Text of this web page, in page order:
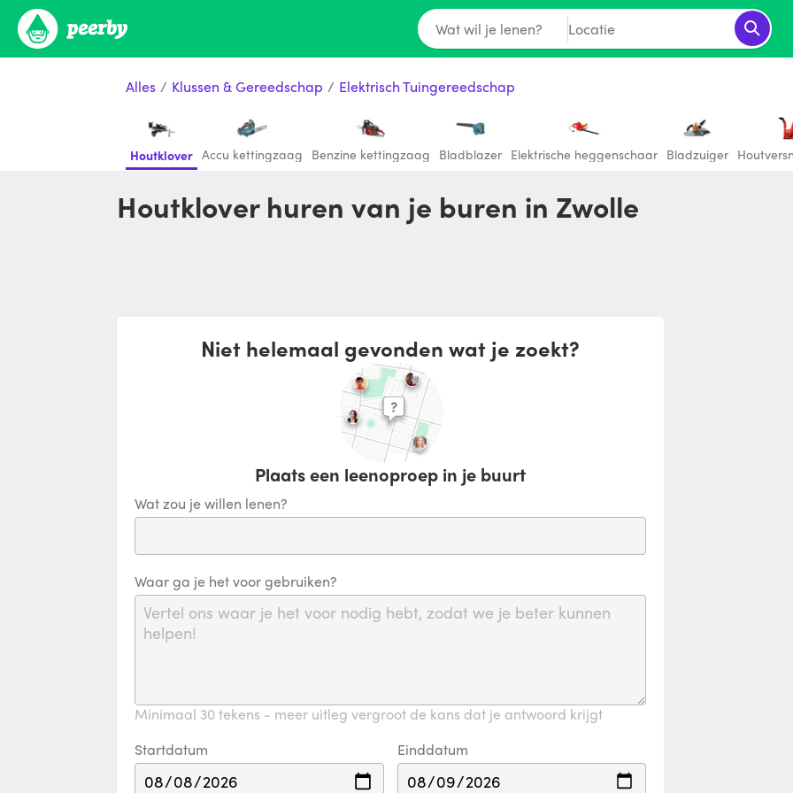
Wat wil je lenen? Locatie
Alles / Klussen & Gereedschap / Elektrisch Tuingereedschap
Houtklover Accu kettingzaag Benzine kettingzaag Bladblazer Elektrische heggenschaar Bladzuiger
Houtklover huren van je buren in Zwolle
Niet helemaal gevonden wat je zoekt?
Plaats een leenoproep in je buurt
Wat zou je willen lenen?
Waar ga je het voor gebruiken?
Minimaal 30 tekens - meer uitleg vergroot de kans dat je antwoord krijgt
Startdatum
Einddatum